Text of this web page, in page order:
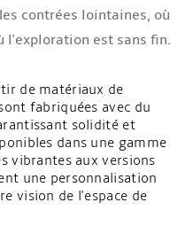
contrées lointaines, où
l'exploration est sans fin.
de matériaux de
fabriquées avec du
solidité et
dans une gamme
vibrantes aux versions
une personnalisation
vision de l'espace de